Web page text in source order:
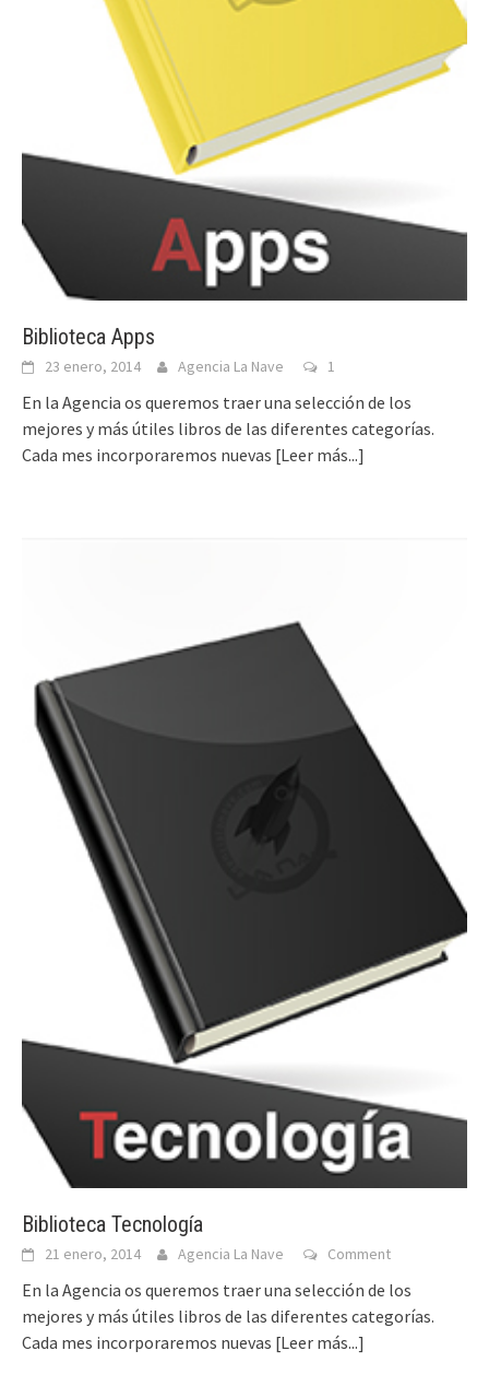
Biblioteca Apps
23 enero, 2014 Agencia La Nave 1
En la Agencia os queremos traer una selección de los
mejores y más útiles libros de las diferentes categorías.
Cada mes incorporaremos nuevas [Leer más...]
Biblioteca Tecnología
21 enero, 2014 Agencia La Nave Comment
En la Agencia os queremos traer una selección de los
mejores y más útiles libros de las diferentes categorías.
Cada mes incorporaremos nuevas [Leer más...]